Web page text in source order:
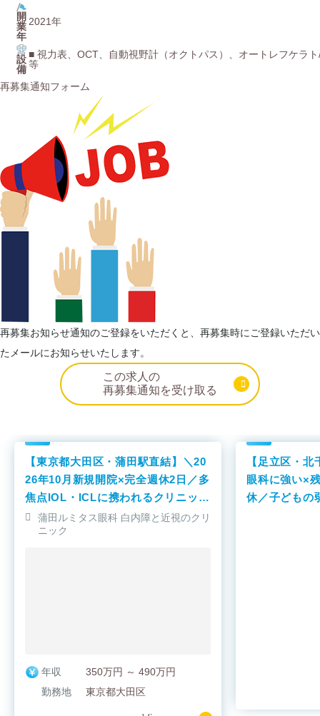
開
業
年
2021年
設
備
■ 視力表、OCT、自動視野計（オクトパス）、オートレフケ
等
再募集通知フォーム
再募集お知らせ通知のご登録をいただくと、再募集時にご登録いただい
たメールにお知らせいたします。
この求人の
再募集通知を受け取る
【東京都大田区・蒲田駅直結】＼20
26年10月新規開院×完全週休2日／多
焦点IOL・ICLに携われるクリニック
です！
蒲田ルミタス眼科 白内障と近視のクリ
ニック
年収
350万円 ～ 490万円
勤務地
東京都大田区
【足立区・
眼科に強い×
休／子どもの